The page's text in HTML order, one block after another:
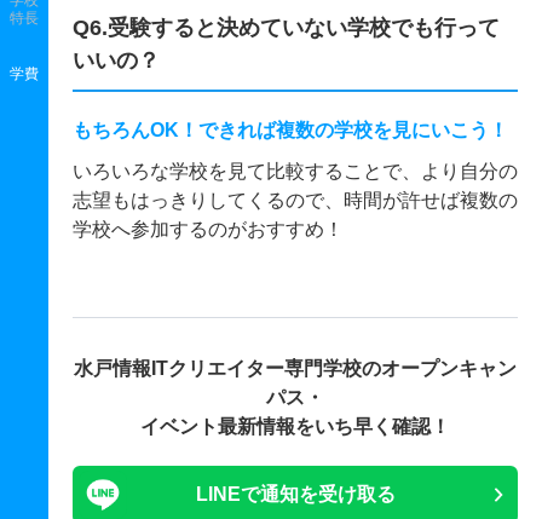
特長
学費
Q6.受験すると決めていない学校でも行って
いいの？
もちろんOK！できれば複数の学校を見にいこう！
いろいろな学校を見て比較することで、より自分の
志望もはっきりしてくるので、時間が許せば複数の
学校へ参加するのがおすすめ！
水戸情報ITクリエイター専門学校のオープンキャン
パス・
イベント最新情報をいち早く確認！
LINEで通知を受け取る